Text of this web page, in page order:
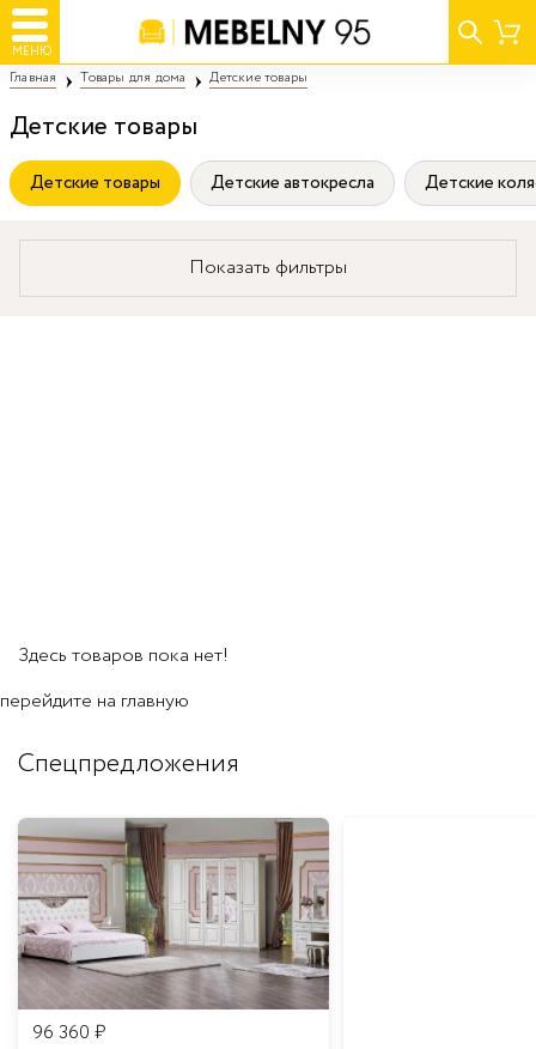
МЕНЮ
Главная Товары для дома Детские товары
Детские товары
Детские товары Детские автокресла Детские
Показать фильтры
Здесь товаров пока нет!
перейдите на главную
Спецпредложения
96 360 ₽